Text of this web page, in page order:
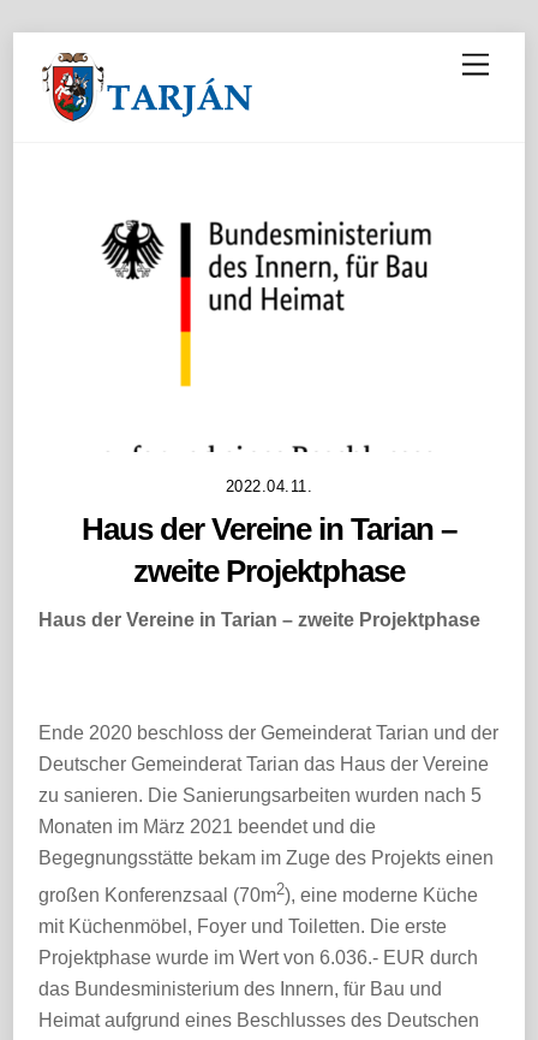
M
e
2022.04.11.
Haus der Vereine in Tarian –
zweite Projektphase
Haus der Vereine in Tarian – zweite Projektphase
Ende 2020 beschloss der Gemeinderat Tarian und der
Deutscher Gemeinderat Tarian das Haus der Vereine
zu sanieren. Die Sanierungsarbeiten wurden nach 5
Monaten im März 2021 beendet und die
Begegnungsstätte bekam im Zuge des Projekts einen
großen Konferenzsaal (70m2), eine moderne Küche
mit Küchenmöbel, Foyer und Toiletten. Die erste
Projektphase wurde im Wert von 6.036.- EUR durch
das Bundesministerium des Innern, für Bau und
Heimat aufgrund eines Beschlusses des Deutschen